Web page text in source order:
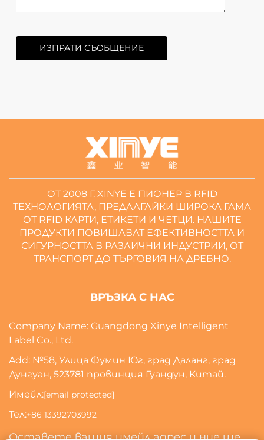
ИЗПРАТИ СЪОБЩЕНИЕ
ОТ 2008 Г. XINYE Е ПИОНЕР В RFID
ТЕХНОЛОГИЯТА, ПРЕДЛАГАЙКИ ШИРОКА ГАМА
ОТ RFID КАРТИ, ЕТИКЕТИ И ЧЕТЦИ. НАШИТЕ
ПРОДУКТИ ПОВИШАВАТ ЕФЕКТИВНОСТТА И
СИГУРНОСТТА В РАЗЛИЧНИ ИНДУСТРИИ, ОТ
ТРАНСПОРТ ДО ТЪРГОВИЯ НА ДРЕБНО.
ВРЪЗКА С НАС
Company Name: Guangdong Xinye Intelligent
Label Co., Ltd.
Add: №58, Улица Фумин Юг, град Даланг, град
Дунгуан, 523781 провинция Гуандун, Китай.
Имейл:[email protected]
Тел:+86 13392703992
Оставете вашия имейл адрес и ние ще